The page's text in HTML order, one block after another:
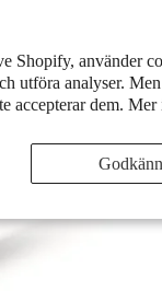
Shopify, använder
utföra analyser.
accepterar dem.
Godkänn